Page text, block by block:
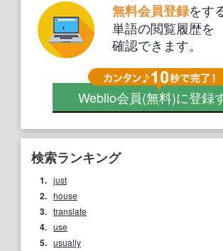
無料会員登録をす
単語の閲覧履歴を
確認できます。
Weblio会員(無料)に登録
検索ランキング
1. just
2. house
3. translate
4. use
5. usually